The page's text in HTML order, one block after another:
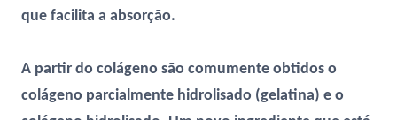
que facilita a absorção.
A partir do colágeno são comumente obtidos o
colágeno parcialmente hidrolisado (gelatina) e o